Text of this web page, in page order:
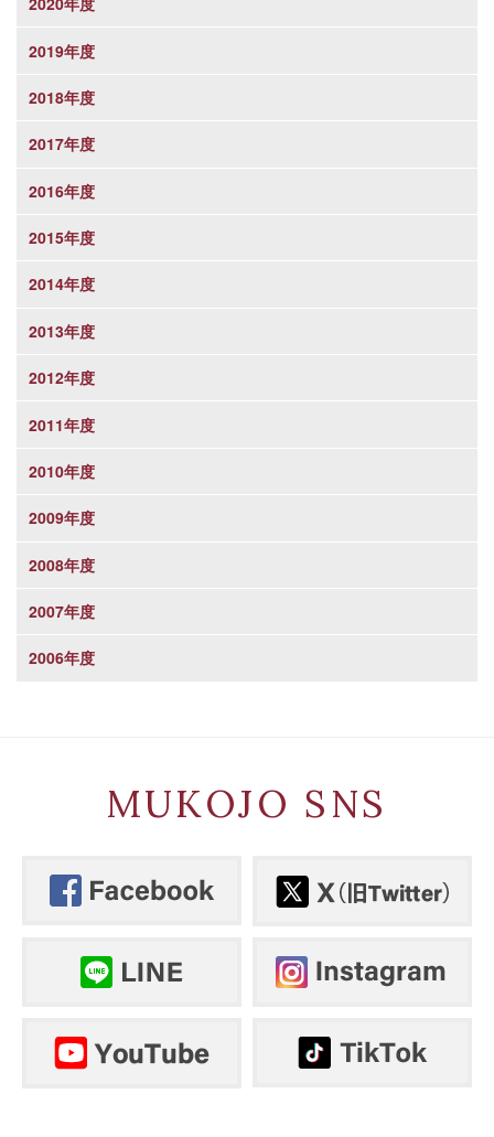
2019年度
2018年度
2017年度
2016年度
2015年度
2014年度
2013年度
2012年度
2011年度
2010年度
2009年度
2008年度
2007年度
2006年度
MUKOJO SNS